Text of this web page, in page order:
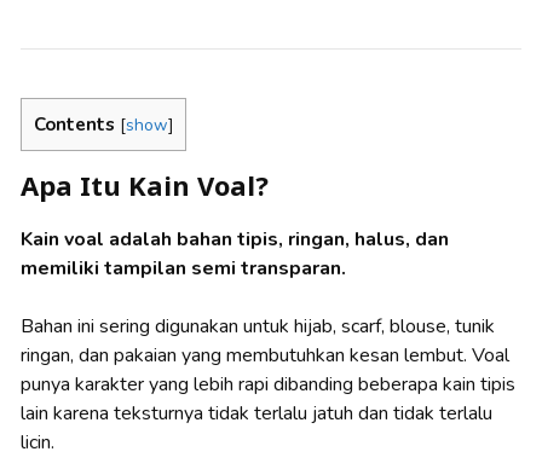
Contents [show]
Apa Itu Kain Voal?
Kain voal adalah bahan tipis, ringan, halus, dan
memiliki tampilan semi transparan.
Bahan ini sering digunakan untuk hijab, scarf, blouse, tunik
ringan, dan pakaian yang membutuhkan kesan lembut. Voal
punya karakter yang lebih rapi dibanding beberapa kain tipis
lain karena teksturnya tidak terlalu jatuh dan tidak terlalu
licin.